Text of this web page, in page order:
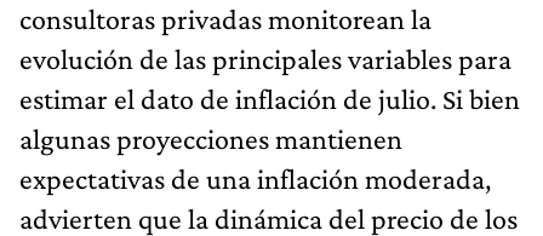
consultoras privadas monitorean la
evolución de las principales variables para
estimar el dato de inflación de julio. Si bien
algunas proyecciones mantienen
expectativas de una inflación moderada,
advierten que la dinámica del precio de los